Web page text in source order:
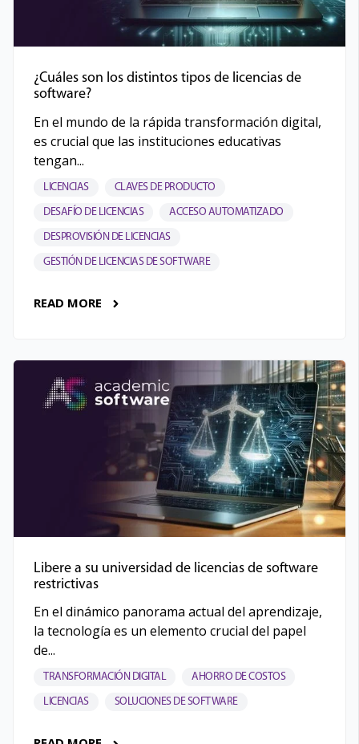
¿Cuáles son los distintos tipos de licencias de
software?
En el mundo de la rápida transformación digital,
es crucial que las instituciones educativas
tengan...
LICENCIAS CLAVES DE PRODUCTO
DESAFÍO DE LICENCIAS ACCESO AUTOMATIZADO
DESPROVISIÓN DE LICENCIAS
GESTIÓN DE LICENCIAS DE SOFTWARE
READ MORE
Libere a su universidad de licencias de software
restrictivas
En el dinámico panorama actual del aprendizaje,
la tecnología es un elemento crucial del papel
de...
TRANSFORMACIÓN DIGITAL AHORRO DE COSTOS
LICENCIAS SOLUCIONES DE SOFTWARE